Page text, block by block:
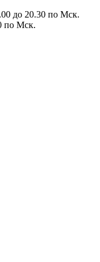
до 20.30 по Мcк.
по Мcк.